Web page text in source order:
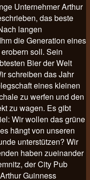
Unternehmer Arthur
das beste
langen
die Generation eines
soll. Sein
Bier der Welt
schreiben das Jahr
eines kleinen
zu werfen und den
zu wagen. Es gibt
Wir wollen das grüne
hängt von unseren
unterstützen? Wir
haben zueinander
der City Pub
Guinness